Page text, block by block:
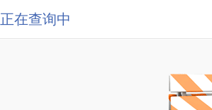
正在查询中